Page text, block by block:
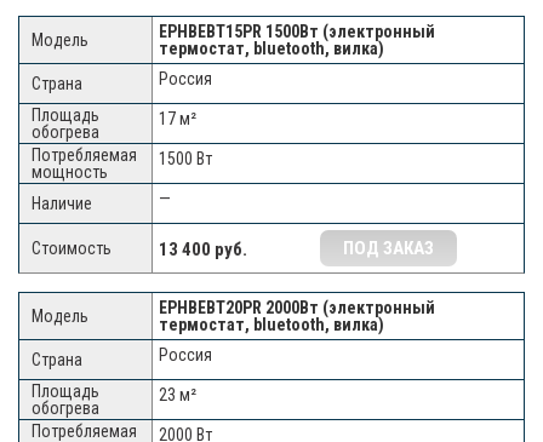
EPHBEBT15PR 1500Вт (электронный
термостат, bluetooth, вилка)
Россия
17 м²
1500 Вт
—
13 400 руб. ПОД ЗАКАЗ
EPHBEBT20PR 2000Вт (электронный
термостат, bluetooth, вилка)
Россия
23 м²
2000 Вт